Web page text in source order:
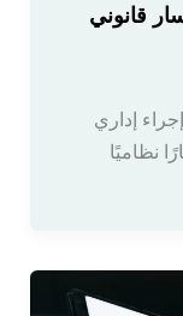
قانوني
إداري
نظاميًا